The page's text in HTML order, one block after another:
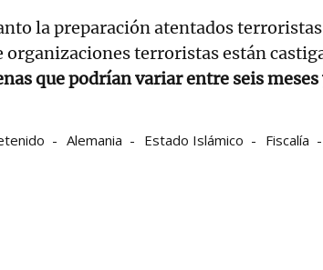
la preparación atentados
organizaciones terroristas están
que podrían variar entre seis meses
Alemania Estado Islámico Fiscalía